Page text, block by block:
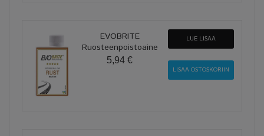
EVOBRITE
Ruosteenpoistoaine
5,94 €
LUE LISÄÄ